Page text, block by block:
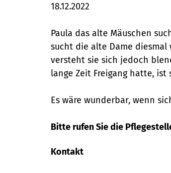
18.12.2022
Paula das alte Mäuschen
sucht die alte Dame
versteht sie sich jedoch
lange Zeit Freigang hatte,
Es wäre wunderbar, wenn
Bitte rufen Sie die
Kontakt